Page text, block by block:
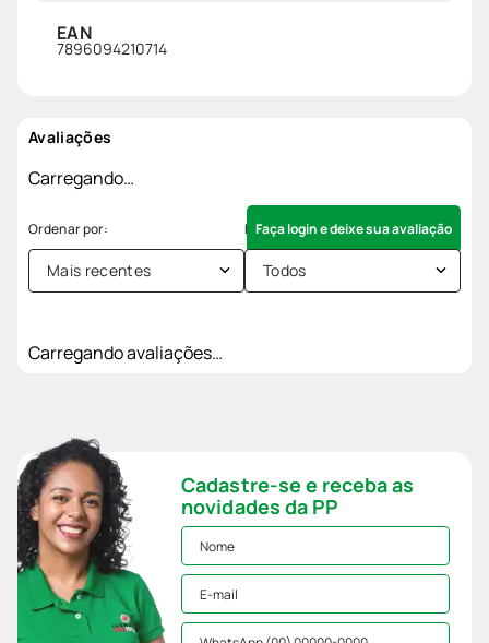
EAN
7896094210714
Avaliações
Carregando…
Faça login e deixe sua avaliação
Mais recentes Todos
Carregando avaliações…
Cadastre-se e receba as
novidades da PP